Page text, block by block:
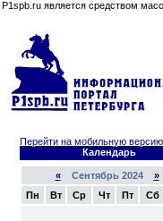
P1spb.ru является средством
Перейти на мобильную версию
Календарь
«Сентябрь 2024 »
Пн
Вт Ср Чт Пт Сб